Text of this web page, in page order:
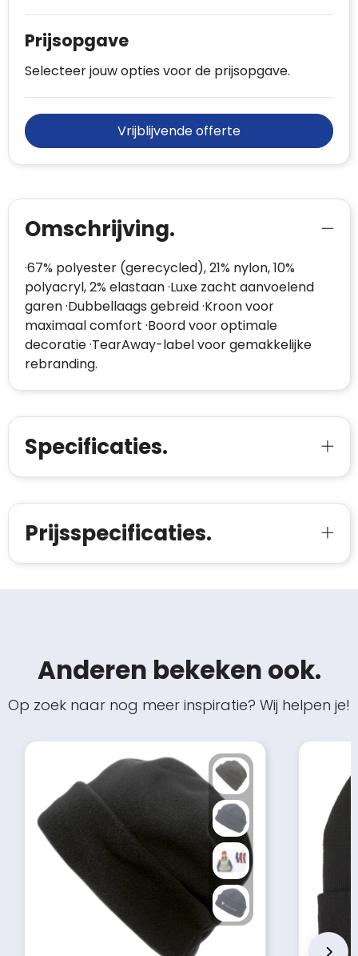
Prijsopgave
Selecteer jouw opties voor de prijsopgave.
Vrijblijvende offerte
Omschrijving.
·67% polyester (gerecycled), 21% nylon, 10%
polyacryl, 2% elastaan ·Luxe zacht aanvoelend
garen ·Dubbellaags gebreid ·Kroon voor
maximaal comfort ·Boord voor optimale
decoratie ·TearAway-label voor gemakkelijke
rebranding.
Specificaties.
Prijsspecificaties.
Anderen bekeken ook.
Op zoek naar nog meer inspiratie? Wij helpen je!